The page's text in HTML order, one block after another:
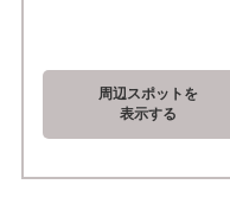
周辺スポットを
表示する